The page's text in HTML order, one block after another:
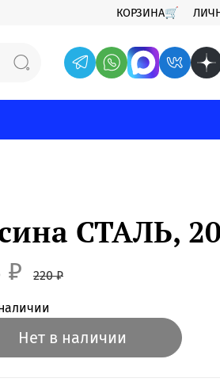
КОРЗИНА🛒
СТАЛЬ,
₽ 220 ₽
Нет в наличии